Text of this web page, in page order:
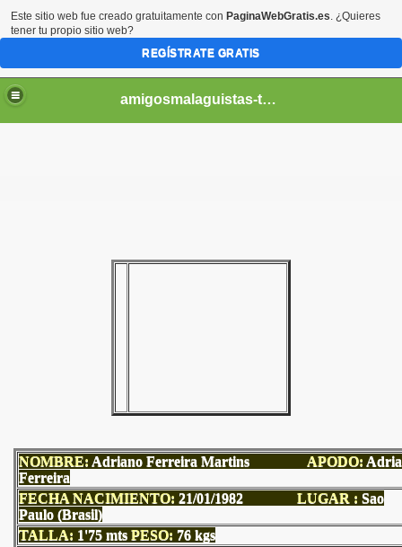
amigosmalaguistas-temporadas
NOMBRE: Adriano Ferreira Martins APODO:
Ferreira
FECHA NACIMIENTO: 21/01/1982 LUGAR : Sao
Paulo (Brasil)
TALLA: 1'75 mts PESO: 76 kgs
Este sitio web fue creado gratuitamente con PaginaWebGratis.es. ¿Quieres
tener tu propio sitio web?
REGÍSTRATE GRATIS